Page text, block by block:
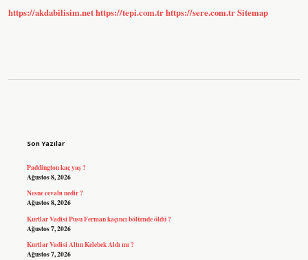
https://akdabilisim.nethttps://tepi.com.trhttps://sere.com.trSitemap
Son Yazılar
Paddington kaç yaş ?
Ağustos 8, 2026
Nesne cevabı nedir ?
Ağustos 8, 2026
Kurtlar Vadisi Pusu Ferman kaçıncı bölümde öldü ?
Ağustos 7, 2026
Kurtlar Vadisi Altın Kelebek Aldı mı ?
Ağustos 7, 2026